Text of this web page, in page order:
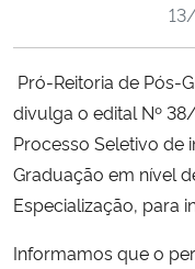
Ministério da Ciência,
Ministério do Meio Ambiente
Ministério do Turismo
Ministério do Desenvolvimento
Controladoria-Geral da União
Pró-Reitoria de Pós-
divulga o edital Nº
Processo Seletivo de
Graduação em nível
Especialização, para
Informamos que o